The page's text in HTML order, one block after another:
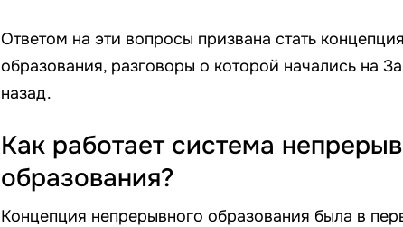
Ответом на эти вопросы призвана стать
образования, разговоры о которой начались на
назад.
Как работает система
образования?
Концепция непрерывного образования была в